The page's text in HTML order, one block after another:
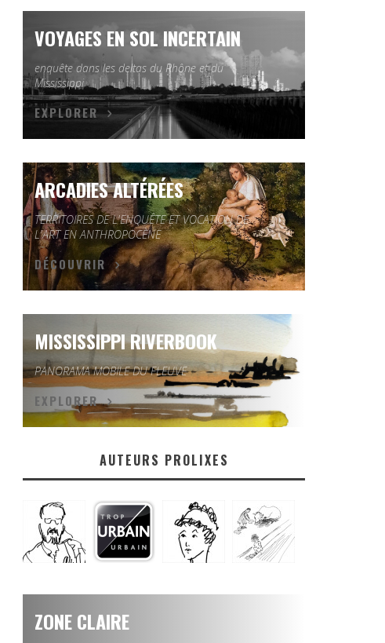
VOYAGES EN SOL INCERTAIN
enquête dans les deltas du Rhône et du
Mississippi
EXPLORER
ARCADIES ALTÉRÉES
TERRITOIRES DE L'ENQUÊTE ET VOCATION DE
L'ART EN ANTHROPOCÈNE
DÉCOUVRIR
MISSISSIPPI RIVERBOOK
PANORAMA MOBILE DU FLEUVE
EXPLORER
AUTEURS PROLIXES
ZONE CLAIRE